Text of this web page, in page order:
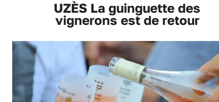
UZÈS La guinguette des
vignerons est de retour